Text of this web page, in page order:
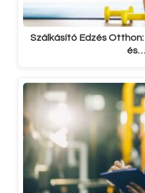
Szálkásító Edzés
és…